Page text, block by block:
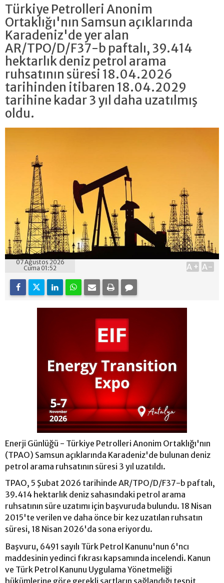
Türkiye Petrolleri Anonim
Ortaklığı'nın Samsun açıklarında
Karadeniz'de yer alan
AR/TPO/D/F37-b paftalı, 39.414
hektarlık deniz petrol arama
ruhsatının süresi 18.04.2026
tarihinden itibaren 18.04.2029
tarihine kadar 3 yıl daha uzatılmış
oldu.
07 Ağustos 2026
Cuma 01:52
A+ A-
Enerji Günlüğü - Türkiye Petrolleri Anonim Ortaklığı'nın
(TPAO) Samsun açıklarında Karadeniz'de bulunan deniz
petrol arama ruhsatının süresi 3 yıl uzatıldı.
TPAO, 5 Şubat 2026 tarihinde AR/TPO/D/F37-b paftalı,
39.414 hektarlık deniz sahasındaki petrol arama
ruhsatının süre uzatımı için başvuruda bulundu. 18 Nisan
2015'te verilen ve daha önce bir kez uzatılan ruhsatın
süresi, 18 Nisan 2026'da sona eriyordu.
Başvuru, 6491 sayılı Türk Petrol Kanunu'nun 6'ncı
maddesinin yedinci fıkrası kapsamında incelendi. Kanun
ve Türk Petrol Kanunu Uygulama Yönetmeliği
hükümlerine göre gerekli şartların sağlandığı tespit